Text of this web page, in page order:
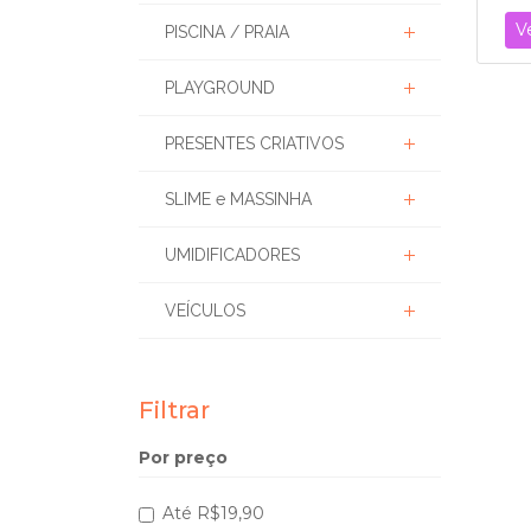
PISCINA / PRAIA
PLAYGROUND
PRESENTES CRIATIVOS
SLIME e MASSINHA
UMIDIFICADORES
VEÍCULOS
Filtrar
Por preço
Até R$19,90